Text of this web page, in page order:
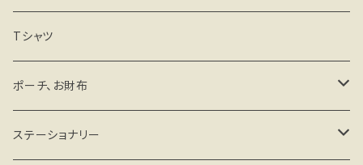
マグネットステッカー
その他
Tシャツ
ポーチ、お財布
がま口タイプ
ステーショナリー